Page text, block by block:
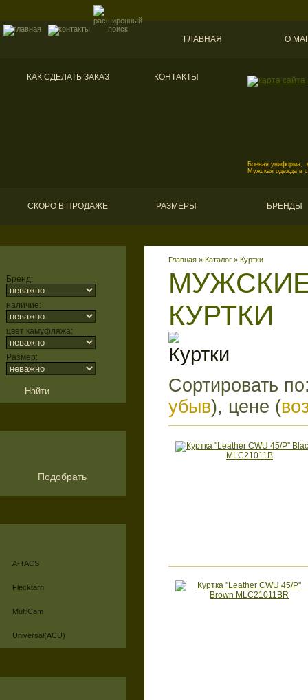
ГЛАВНАЯ О
КАК СДЕЛАТЬ ЗАКАЗ КОНТАКТЫ
Боевая униформа,
Мужская одежда в
СКОРО В ПРОДАЖЕ РАЗМЕРЫ БРЕНДЫ
Бренд:
наличие:
цвет камуфляжа:
Размер:
Подобрать
A-TACS
Flecktarn
MultiCam
Universal(ACU)
КУРТКИ
Главная » Каталог » Куртки
Сортировать
убыв), цене (